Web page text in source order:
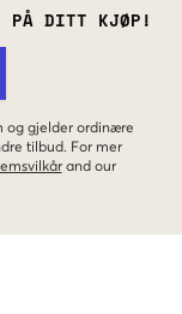
PÅ DITT KJØP!
og gjelder ordinære
tilbud. For mer
and our